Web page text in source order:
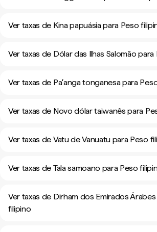
Ver taxas de Kina papuásia para Peso
Ver taxas de Dólar das Ilhas Salomão
Ver taxas de Paʻanga tonganesa para
Ver taxas de Novo dólar taiwanês para
Ver taxas de Vatu de Vanuatu para Peso
Ver taxas de Tala samoano para Peso
Ver taxas de Dirham dos Emirados
filipino